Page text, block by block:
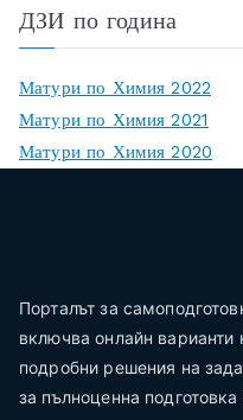
ДЗИ по година
Матури по Химия 2022
Матури по Химия 2021
Матури по Химия 2020
Порталът за
включва онлайн варианти
подробни решения на
за пълноценна подготовка